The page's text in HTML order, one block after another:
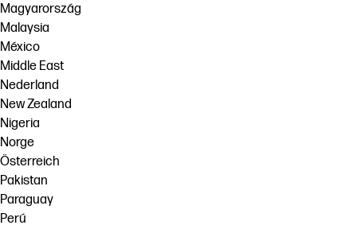
Magyarország
Malaysia
México
Middle East
Nederland
New Zealand
Nigeria
Norge
Österreich
Pakistan
Paraguay
Perú